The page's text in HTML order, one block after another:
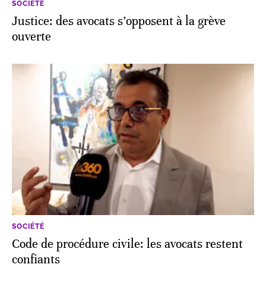
SOCIÉTÉ
Justice: des avocats s’opposent à la grève
ouverte
SOCIÉTÉ
Code de procédure civile: les avocats restent
confiants